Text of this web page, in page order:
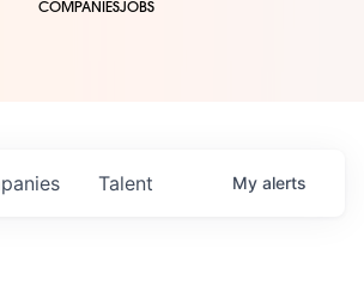
COMPANIESJOBS
Talent My alerts